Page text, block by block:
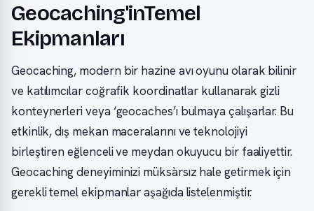
Geocaching'inTemel
Ekipmanları
Geocaching, modern bir hazine avı oyunu olarak bilinir
ve katılımcılar coğrafik koordinatlar kullanarak gizli
konteynerleri veya ‘geocaches’ı bulmaya çalışarlar. Bu
etkinlik, dış mekan maceralarını ve teknolojiyi
birleştiren eğlenceli ve meydan okuyucu bir faaliyettir.
Geocaching deneyiminizi müksàrsız hale getirmek için
gerekli temel ekipmanlar aşağıda listelenmiştir.